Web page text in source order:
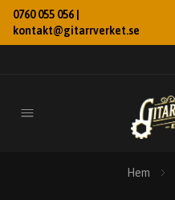
0760 055 056 |
kontakt@gitarrverket.se
Hem